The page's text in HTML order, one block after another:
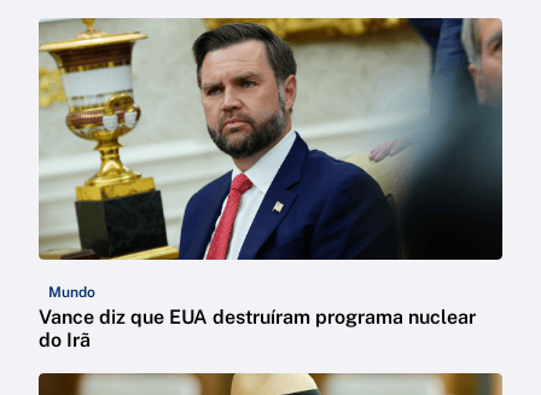
Mundo
Vance diz que EUA destruíram programa nuclear
do Irã